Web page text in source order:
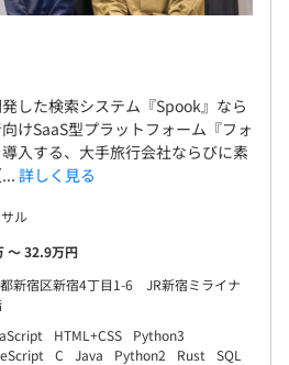
した検索システム『Spook』なら
けSaaS型プラットフォーム『フォ
入する、大手旅行会社ならびに素
詳しく見る
ル
〜 32.9万円
新宿区新宿4丁目1-6 JR新宿ミライナ
HTML+CSS
Python3
C Java Python2 Rust
SQL